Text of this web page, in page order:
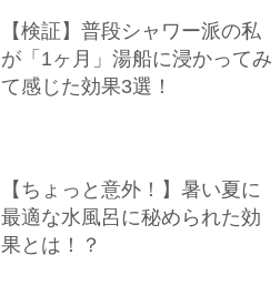
【検証】普段シャワー派の私
が「1ヶ月」湯船に浸かってみ
て感じた効果3選！
【ちょっと意外！】暑い夏に
最適な水風呂に秘められた効
果とは！？